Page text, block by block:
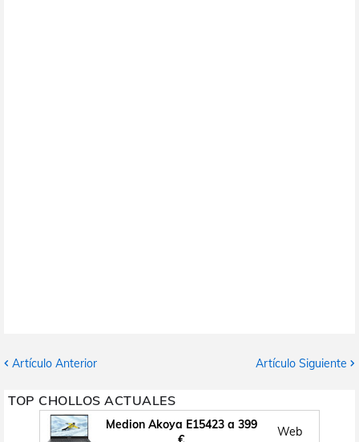
Artículo Anterior Artículo Siguiente
TOP CHOLLOS ACTUALES
Medion Akoya E15423 a 399
Web